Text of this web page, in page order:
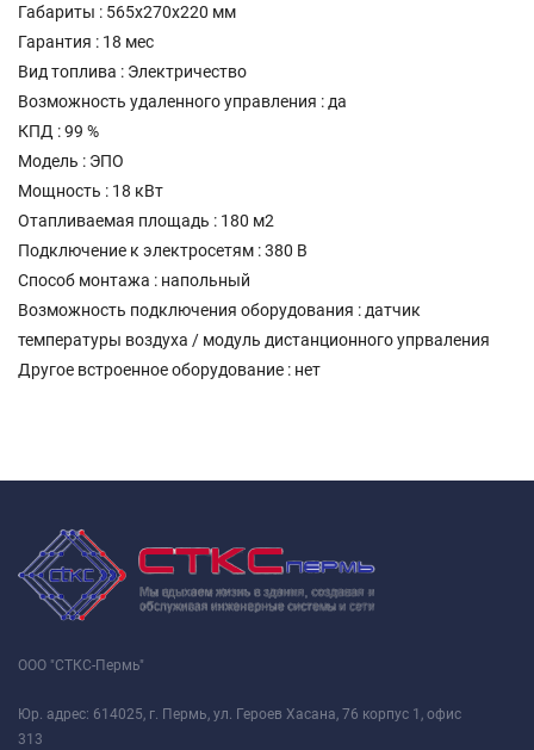
Габариты : 565х270х220 мм
Гарантия : 18 мес
Вид топлива : Электричество
Возможность удаленного управления : да
КПД : 99 %
Модель : ЭПО
Мощность : 18 кВт
Отапливаемая площадь : 180 м2
Подключение к электросетям : 380 В
Способ монтажа : напольный
Возможность подключения оборудования : датчик
температуры воздуха / модуль дистанционного упрваления
Другое встроенное оборудование : нет
ООО "СТКС-Пермь"
Юр. адрес: 614025, г. Пермь, ул. Героев Хасана, 76 корпус 1, офис
313